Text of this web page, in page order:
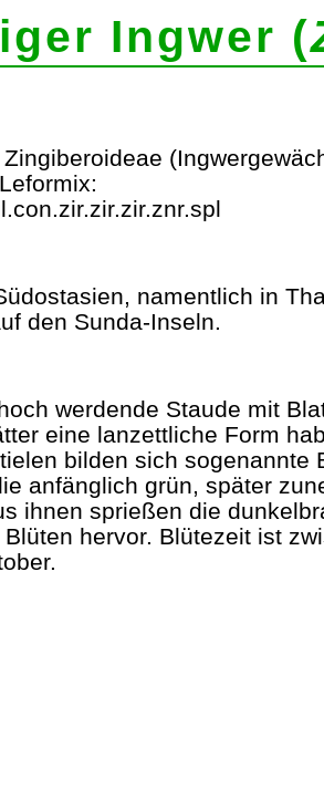
Ingwer (
namentlich in
den Sunda-Inseln.
werdende Staude mit
eine lanzettliche Form
bilden sich sogenannte
anfänglich grün, später
ihnen sprießen die
hervor. Blütezeit ist